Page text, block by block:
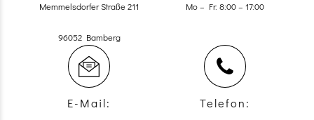
Memmelsdorfer Straße 211
96052 Bamberg
Mo – Fr: 8:00 – 17:00
E-Mail: Telefon: